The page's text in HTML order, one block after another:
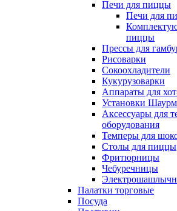
Печи для пиццы
Печи для
пиццы
Прессы для
Рисоварки
Сокоохладители
Кукурузоварки
Аппараты для
Установки
Аксессуары для
оборудования
Темперы для
Столы для пиццы
Фритюрницы
Чебуречницы
Палатки торговые
Посуда